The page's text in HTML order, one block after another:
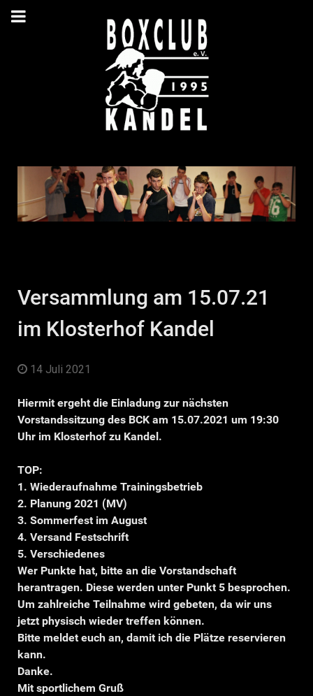
Versammlung am 15.07.21
im Klosterhof Kandel
14 Juli 2021
Hiermit ergeht die Einladung zur nächsten
Vorstandssitzung des BCK am 15.07.2021 um 19:30
Uhr im Klosterhof zu Kandel.
TOP:
1. Wiederaufnahme Trainingsbetrieb
2. Planung 2021 (MV)
3. Sommerfest im August
4. Versand Festschrift
5. Verschiedenes
Wer Punkte hat, bitte an die Vorstandschaft
herantragen. Diese werden unter Punkt 5 besprochen.
Um zahlreiche Teilnahme wird gebeten, da wir uns
jetzt physisch wieder treffen können.
Bitte meldet euch an, damit ich die Plätze reservieren
kann.
Danke.
Mit sportlichem Gruß